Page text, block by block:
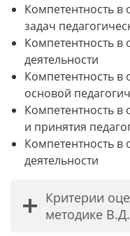
Компетентность в
задач
Компетентность в
деятельности
Компетентность
основой
Компетентность в
и принятия
Компетентность в
деятельности
Критерии
методике